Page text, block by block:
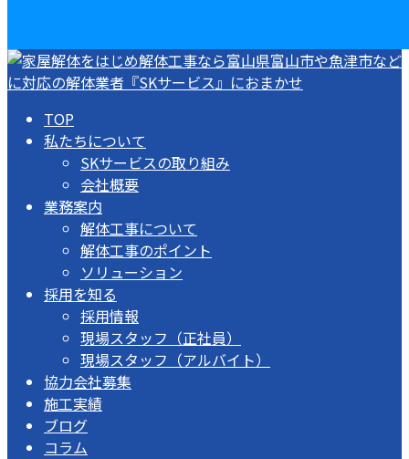
TOP
私たちについて
SKサービスの取り組み
会社概要
業務案内
解体工事について
解体工事のポイント
ソリューション
採用を知る
採用情報
現場スタッフ（正社員）
現場スタッフ（アルバイト）
協力会社募集
施工実績
ブログ
コラム